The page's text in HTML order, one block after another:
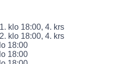
klo 18:00, 4. krs
klo 18:00, 4. krs
18:00
18:00